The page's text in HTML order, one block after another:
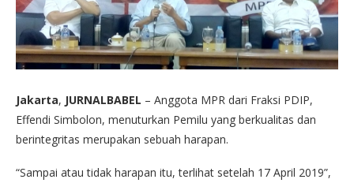
Jakarta, JURNALBABEL – Anggota MPR dari Fraksi PDIP,
Effendi Simbolon, menuturkan Pemilu yang berkualitas dan
berintegritas merupakan sebuah harapan.
“Sampai atau tidak harapan itu, terlihat setelah 17 April 2019”,